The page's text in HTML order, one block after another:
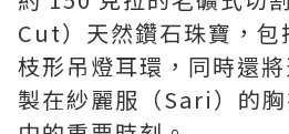
Cut）天然鑽石珠寶，包
枝形吊燈耳環，同時還
製在紗麗服（Sari）的